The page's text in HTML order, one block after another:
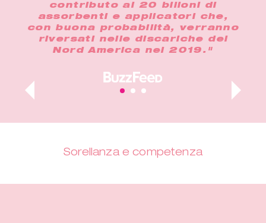
contributo ai 20 bilioni di
assorbenti e applicatori che,
con buona probabilità, verranno
riversati nelle discariche del
Nord America nel 2019."
Sorellanza e competenza